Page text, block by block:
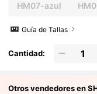
HM07-azul
Guía de Tallas
Cantidad:
Otros vendedores en